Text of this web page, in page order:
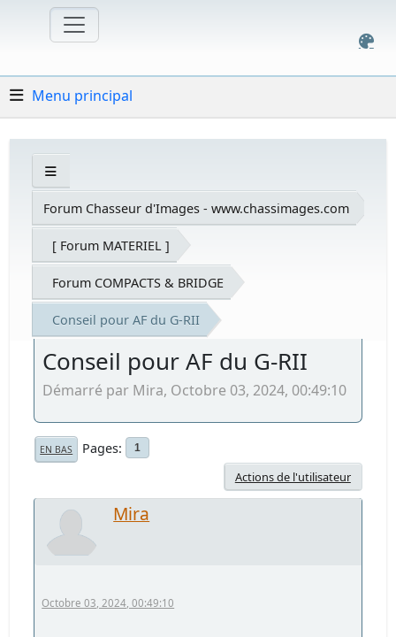
Menu principal
Forum Chasseur d'Images - www.chassimages.com
[ Forum MATERIEL ]
Forum COMPACTS & BRIDGE
Conseil pour AF du G-RII
Conseil pour AF du G-RII
Démarré par Mira, Octobre 03, 2024, 00:49:10
EN BAS Pages 1
Actions de l'utilisateur
Mira
Octobre 03, 2024, 00:49:10